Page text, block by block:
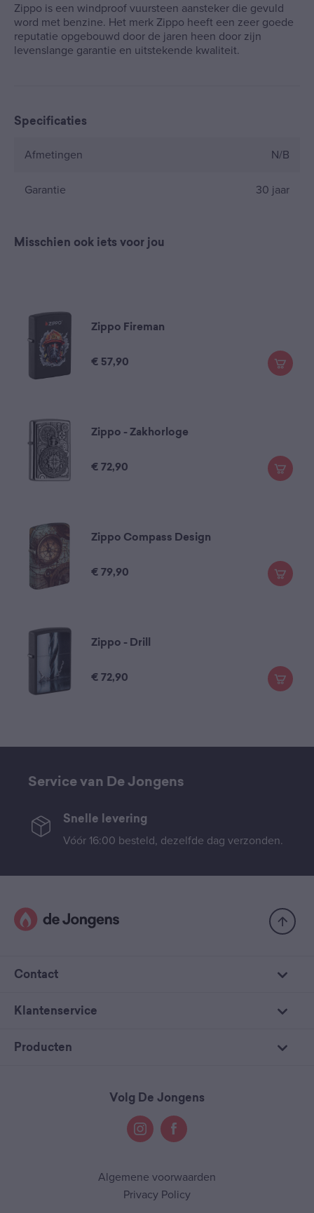
Zippo is een windproof vuursteen aansteker die gevuld
word met benzine. Het merk Zippo heeft een zeer goede
reputatie opgebouwd door de jaren heen door zijn
levenslange garantie en uitstekende kwaliteit.
Specificaties
Afmetingen N/B
Garantie 30 jaar
Misschien ook iets voor jou
Zippo Fireman
€ 57,90
Zippo - Zakhorloge
€ 72,90
Zippo Compass Design
€ 79,90
Zippo - Drill
€ 72,90
Service van De Jongens
Snelle levering
Vóór 16:00 besteld, dezelfde dag verzonden.
Contact
Klantenservice
Producten
Volg De Jongens
Algemene voorwaarden
Privacy Policy